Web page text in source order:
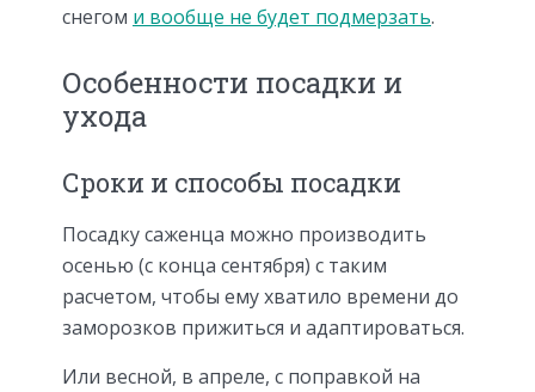
снегом и вообще не будет подмерзать.
Особенности посадки и
ухода
Сроки и способы посадки
Посадку саженца можно производить
осенью (с конца сентября) с таким
расчетом, чтобы ему хватило времени до
заморозков прижиться и адаптироваться.
Или весной, в апреле, с поправкой на